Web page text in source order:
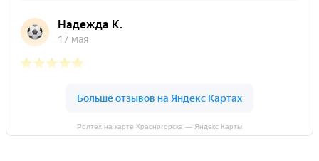
Ролтех на карте Красногорска — Яндекс Карты